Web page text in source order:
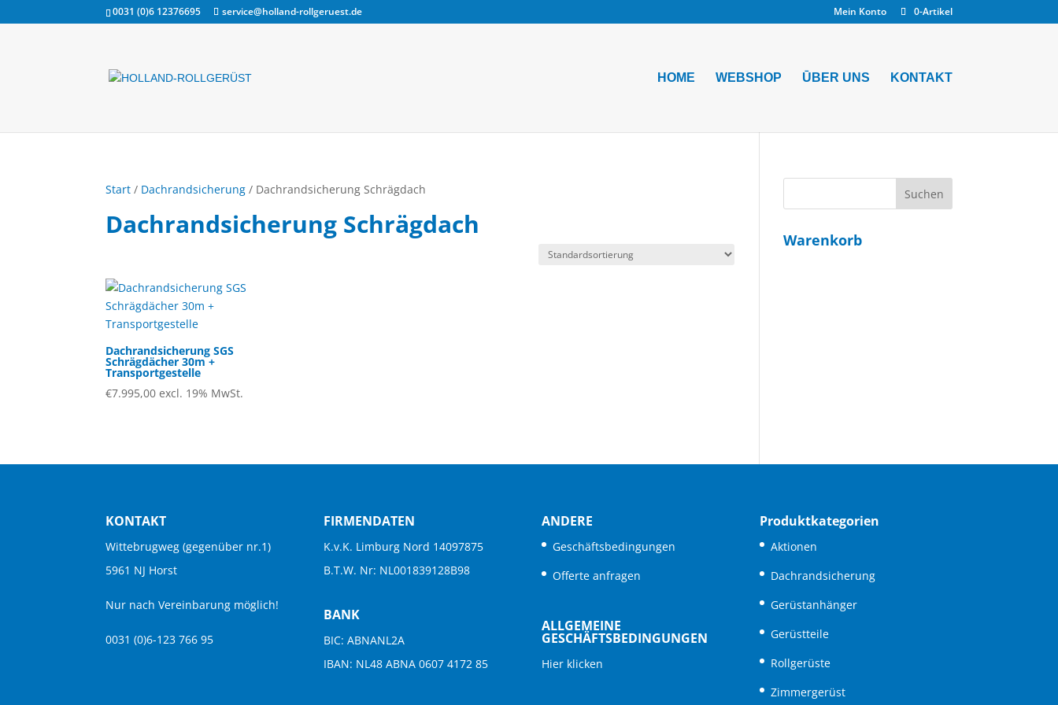
0031 (0)6 12376695 service@holland-rollgeruest.de Mein Konto 0-Artikel
HOME WEBSHOP ŪBER UNS KONTAKT
Start / Dachrandsicherung / Dachrandsicherung Schrägdach
Dachrandsicherung Schrägdach
Dachrandsicherung SGS
Schrägdächer 30m +
Transportgestelle
€7.995,00 excl. 19% MwSt.
Warenkorb
KONTAKT
Wittebrugweg (gegenüber nr.1)
5961 NJ Horst
Nur nach Vereinbarung möglich!
0031 (0)6-123 766 95
FIRMENDATEN
K.v.K. Limburg Nord 14097875
B.T.W. Nr: NL001839128B98
BANK
BIC: ABNANL2A
IBAN: NL48 ABNA 0607 4172 85
ANDERE
Geschäftsbedingungen
Offerte anfragen
ALLGEMEINE
GESCHÄFTSBEDINGUNGEN
Hier klicken
Produktkategorien
Aktionen
Dachrandsicherung
Gerüstanhänger
Gerüstteile
Rollgerüste
Zimmergerüst